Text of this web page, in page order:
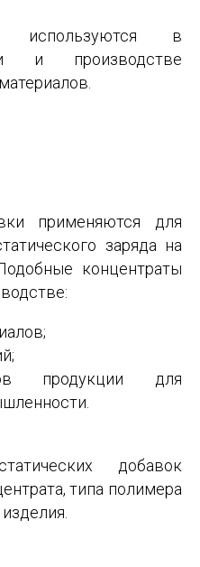
используются в
и производстве
применяются для
заряда на
концентраты
продукции для
добавок
типа полимера